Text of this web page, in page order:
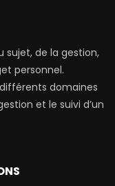
sujet, de la gestion,
personnel.
domaines
et le suivi d’un